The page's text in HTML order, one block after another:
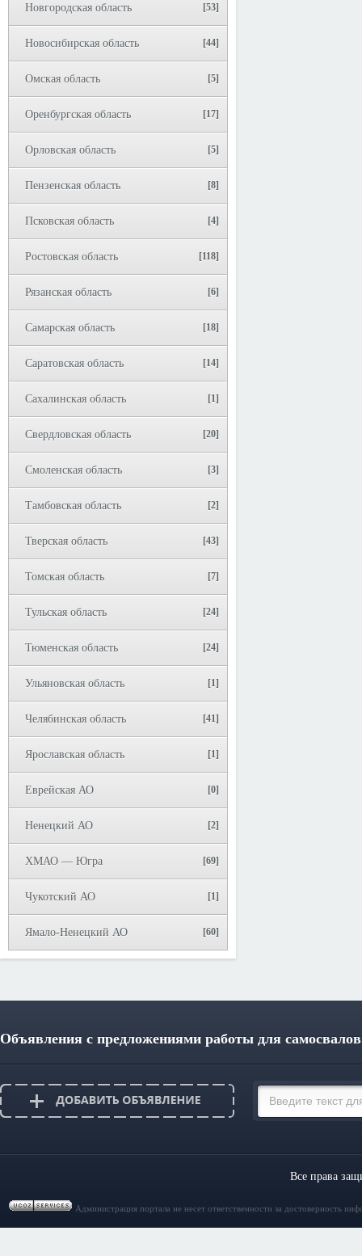
Новгородская область [53]
Новосибирская область [44]
Омская область [5]
Оренбургская область [17]
Орловская область [5]
Пензенская область [8]
Псковская область [4]
Ростовская область [118]
Рязанская область [6]
Самарская область [18]
Саратовская область [14]
Сахалинская область [1]
Свердловская область [20]
Смоленская область [3]
Тамбовская область [2]
Тверская область [43]
Томская область [7]
Тульская область [24]
Тюменская область [24]
Ульяновская область [1]
Челябинская область [41]
Ярославская область [1]
Еврейская АО [0]
Ненецкий АО [2]
ХМАО — Югра [69]
Чукотский АО [1]
Ямало-Ненецкий АО [60]
Объявления с предложениями работы для
Все права
Администрация портала не несет ответственности за достоверность